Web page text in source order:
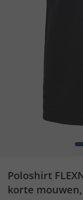
1
Poloshirt
korte